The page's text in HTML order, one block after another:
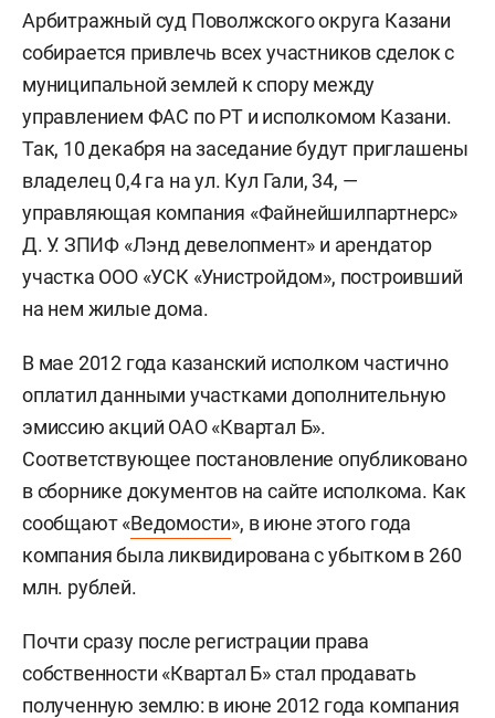
Арбитражный суд Поволжского округа Казани
собирается привлечь всех участников сделок с
муниципальной землей к спору между
управлением ФАС по РТ и исполкомом Казани.
Так, 10 декабря на заседание будут приглашены
владелец 0,4 га на ул. Кул Гали, 34, —
управляющая компания «Файнейшилпартнерс»
Д. У. ЗПИФ «Лэнд девелопмент» и арендатор
участка ООО «УСК «Унистройдом», построивший
на нем жилые дома.
В мае 2012 года казанский исполком частично
оплатил данными участками дополнительную
эмиссию акций ОАО «Квартал Б».
Соответствующее постановление опубликовано
в сборнике документов на сайте исполкома. Как
сообщают «Ведомости», в июне этого года
компания была ликвидирована с убытком в 260
млн. рублей.
Почти сразу после регистрации права
собственности «Квартал Б» стал продавать
полученную землю: в июне 2012 года компания